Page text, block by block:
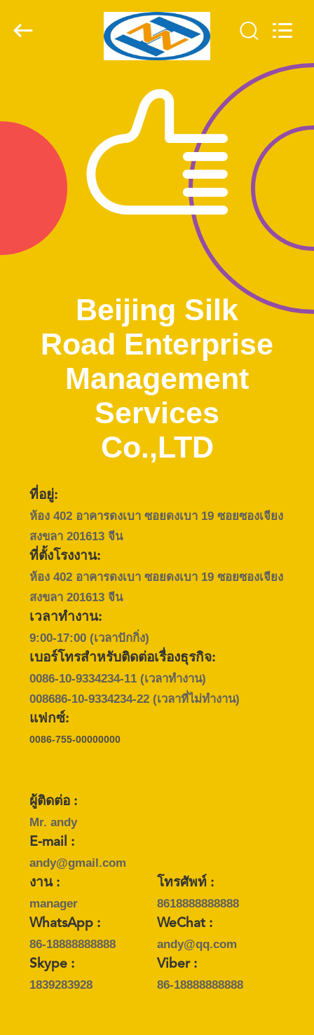
ผลิตภัณฑ์
แสดง
ควบคุม
คุณภาพ
ติดต่อ
ข่าว
กรณี
ตอน
BAIDU
แผนผัง
เว็บไซต์
Road
Enterprise
Beijing Silk
Road Enterprise
Management
Services
Co.,LTD
ที่อยู่:
ห้อง 402 อาคารดงเบา ซอยดงเบา 19 ซอยซองเจียง
สงขลา 201613 จีน
ที่ตั้งโรงงาน:
ห้อง 402 อาคารดงเบา ซอยดงเบา 19 ซอยซองเจียง
สงขลา 201613 จีน
เวลาทำงาน:
9:00-17:00 (เวลาปักกิ่ง)
เบอร์โทรสำหรับติดต่อเรื่องธุรกิจ:
0086-10-9334234-11(เวลาทำงาน)
008686-10-9334234-22(เวลาที่ไม่ทำงาน)
แฟกซ์:
0086-755-00000000
ผู้ติดต่อ :
Mr. andy
E-mail :
andy@gmail.com
งาน :
manager
โทรศัพท์ :
8618888888888
WhatsApp :
86-18888888888
WeChat :
andy@qq.com
Skype :
1839283928
Viber :
86-18888888888